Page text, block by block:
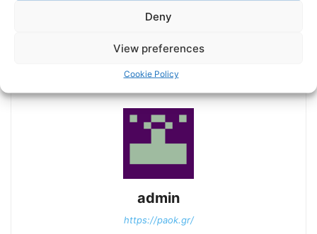
Deny
View preferences
Cookie Policy
Σε θέση αναμονής για την
admin
https://paok.gr/